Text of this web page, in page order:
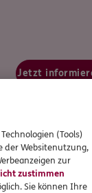
Jetzt
(Tools)
der Websitenutzung,
zur
zustimmen
Sie können Ihre